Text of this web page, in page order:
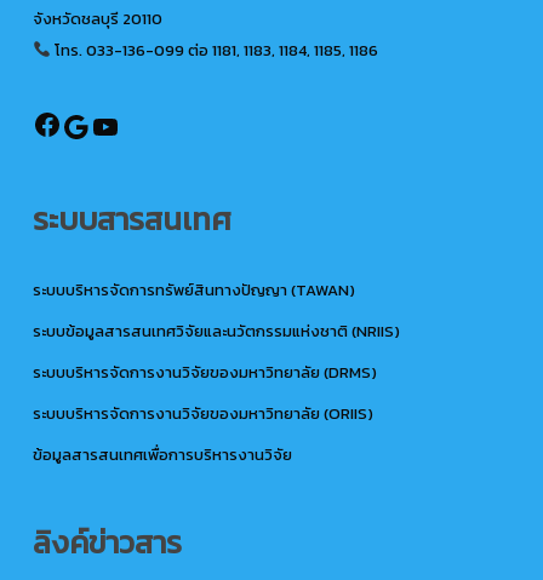
จังหวัดชลบุรี 20110
โทร. 033-136-099ต่อ 1181, 1183, 1184, 1185, 1186
@ird.rmutto
Google
ระบบสารสนเทศ
ระบบบริหารจัดการทรัพย์สินทางปัญญา (TAWAN)
ระบบข้อมูลสารสนเทศวิจัยและนวัตกรรมแห่งชาติ (NRIIS)
ระบบบริหารจัดการงานวิจัยของมหาวิทยาลัย (DRMS)
ระบบบริหารจัดการงานวิจัยของมหาวิทยาลัย (ORIIS)
ข้อมูลสารสนเทศเพื่อการบริหารงานวิจัย
ลิงค์ข่าวสาร